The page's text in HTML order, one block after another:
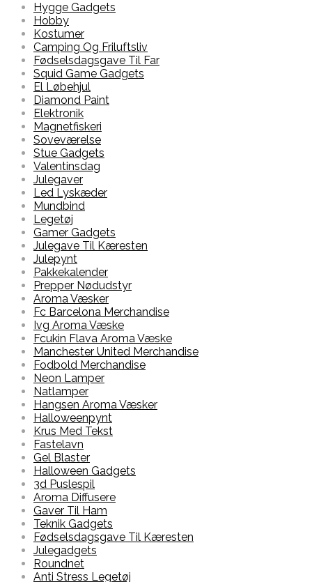
Hygge Gadgets
Hobby
Kostumer
Camping Og Friluftsliv
Fødselsdagsgave Til Far
Squid Game Gadgets
El Løbehjul
Diamond Paint
Elektronik
Magnetfiskeri
Soveværelse
Stue Gadgets
Valentinsdag
Julegaver
Led Lyskæder
Mundbind
Legetøj
Gamer Gadgets
Julegave Til Kæresten
Julepynt
Pakkekalender
Prepper Nødudstyr
Aroma Væsker
Fc Barcelona Merchandise
Ivg Aroma Væske
Fcukin Flava Aroma Væske
Manchester United Merchandise
Fodbold Merchandise
Neon Lamper
Natlamper
Hangsen Aroma Væsker
Halloweenpynt
Krus Med Tekst
Fastelavn
Gel Blaster
Halloween Gadgets
3d Puslespil
Aroma Diffusere
Gaver Til Ham
Teknik Gadgets
Fødselsdagsgave Til Kæresten
Julegadgets
Roundnet
Anti Stress Legetøj